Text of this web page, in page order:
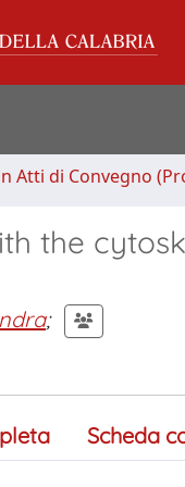
Atti di Convegno
the
;
Scheda